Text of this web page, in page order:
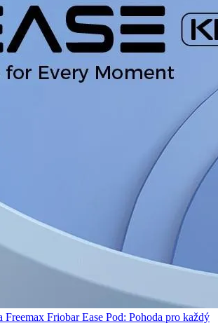
Freemax Friobar Ease Pod: Pohoda pro každý